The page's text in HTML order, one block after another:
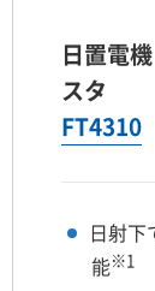
日置電
スタ
FT4310
日射下
能※1